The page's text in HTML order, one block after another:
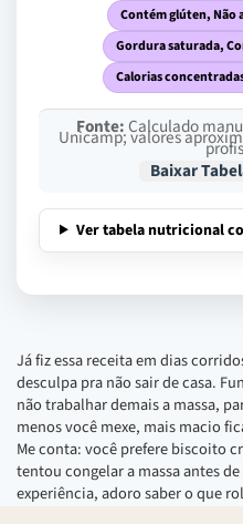
Contém glúten, Não
Gordura saturada,
Calorias
Fonte:Calculado
Unicamp; valores
Baixar
Ver tabela nutricional
Já fiz essa receita em dias
desculpa pra não sair de casa.
não trabalhar demais a massa,
menos você mexe, mais macio
Me conta: você prefere biscoito
tentou congelar a massa antes
experiência, adoro saber o que